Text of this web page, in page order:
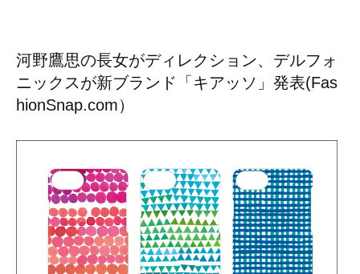
河野鷹思の長女がディレクション、デルフォ
ニックスが新ブランド「キアッソ」発表(Fas
hionSnap.com）